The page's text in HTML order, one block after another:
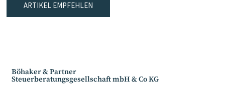
ARTIKEL EMPFEHLEN
Böhaker & Partner
Steuerberatungsgesellschaft mbH & Co KG